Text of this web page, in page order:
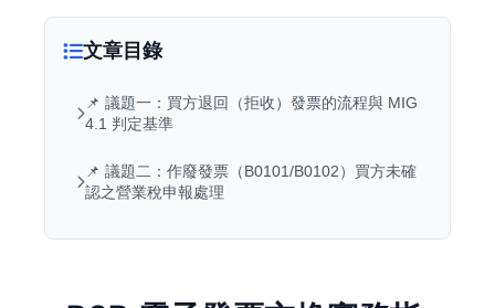
文章目錄
📌 議題一：買方退回（拒收）發票的流程與 MIG
4.1 判定基準
📌 議題二：作廢發票（B0101/B0102）買方未確
認之營業稅申報處理